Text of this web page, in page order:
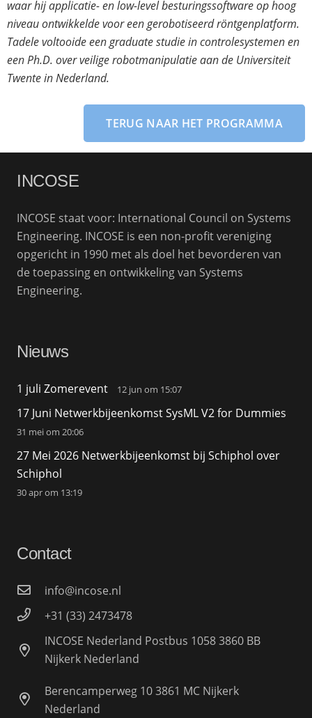
waar hij applicatie- en low-level besturingssoftware op hoog
niveau ontwikkelde voor een gerobotiseerd röntgenplatform.
Tadelevoltooide eengraduatestudie in controlesystemen en
eenPh.D. over veilige robotmanipulatie aan de Universiteit
Twente in Nederland.
TERUG NAAR HET PROGRAMMA
INCOSE
INCOSE staat voor: International Council on Systems
Engineering. INCOSE is een non-profit vereniging
opgericht in 1990 met als doel het bevorderen van
de toepassing en ontwikkeling van Systems
Engineering.
Nieuws
1 juli Zomerevent 12 jun om 15:07
17 Juni Netwerkbijeenkomst SysML V2 for Dummies
31 mei om 20:06
27 Mei 2026 Netwerkbijeenkomst bij Schiphol over
Schiphol
30 apr om 13:19
Contact
info@incose.nl
+31 (33) 2473478
INCOSE Nederland Postbus 1058 3860 BB
Nijkerk Nederland
Berencamperweg 10 3861 MC Nijkerk
Nederland